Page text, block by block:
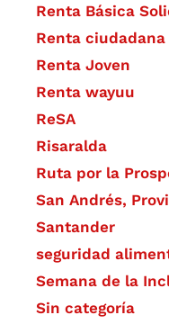
Renta Básica
Renta ciudadana
Renta Joven
Renta wayuu
ReSA
Risaralda
Ruta por la
San Andrés,
Santander
seguridad
Semana de la
Sin categoría